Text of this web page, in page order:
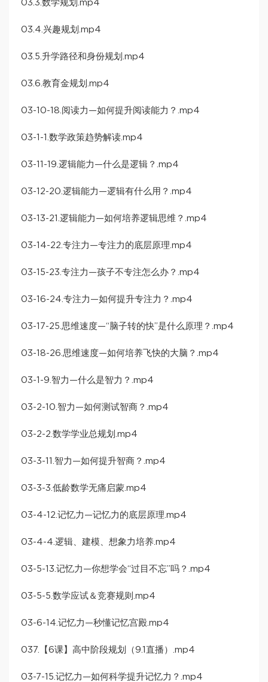
03.3.数学规划.mp4
03.4.兴趣规划.mp4
03.5.升学路径和身份规划.mp4
03.6.教育金规划.mp4
03-10-18.阅读力—如何提升阅读能力？.mp4
03-1-1.数学政策趋势解读.mp4
03-11-19.逻辑能力—什么是逻辑？.mp4
03-12-20.逻辑能力—逻辑有什么用？.mp4
03-13-21.逻辑能力—如何培养逻辑思维？.mp4
03-14-22.专注力—专注力的底层原理.mp4
03-15-23.专注力—孩子不专注怎么办？.mp4
03-16-24.专注力—如何提升专注力？.mp4
03-17-25.思维速度—“脑子转的快”是什么原理？.mp4
03-18-26.思维速度—如何培养飞快的大脑？.mp4
03-1-9.智力—什么是智力？.mp4
03-2-10.智力—如何测试智商？.mp4
03-2-2.数学学业总规划.mp4
03-3-11.智力—如何提升智商？.mp4
03-3-3.低龄数学无痛启蒙.mp4
03-4-12.记忆力—记忆力的底层原理.mp4
03-4-4.逻辑、建模、想象力培养.mp4
03-5-13.记忆力—你想学会“过目不忘”吗？.mp4
03-5-5.数学应试＆竞赛规则.mp4
03-6-14.记忆力—秒懂记忆宫殿.mp4
037.【6课】高中阶段规划（9.1直播）.mp4
03-7-15.记忆力—如何科学提升记忆力？.mp4